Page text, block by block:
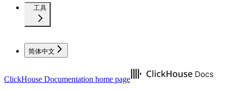
工具
简体中文
ClickHouse Documentation home page